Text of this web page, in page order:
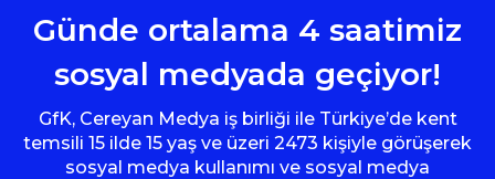
Günde ortalama 4 saatimiz
sosyal medyada geçiyor!
GfK, Cereyan Medya iş birliği ile Türkiye’de kent
temsili 15 ilde 15 yaş ve üzeri 2473 kişiyle görüşerek
sosyal medya kullanımı ve sosyal medya